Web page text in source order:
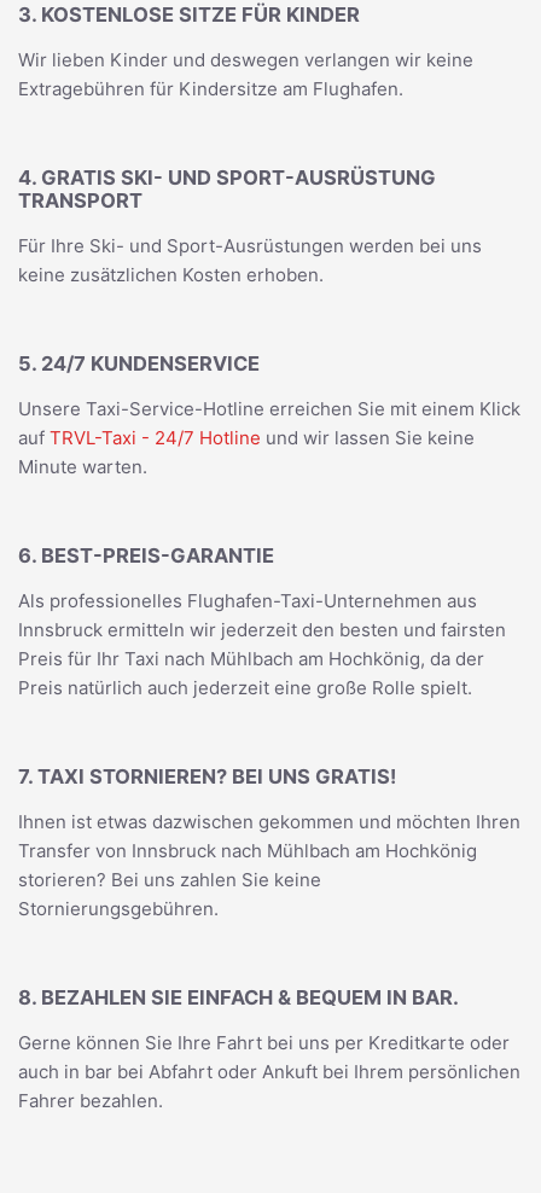
3. KOSTENLOSE SITZE FÜR KINDER
Wir lieben Kinder und deswegen verlangen wir keine
Extragebühren für Kindersitze am Flughafen.
4. GRATIS SKI- UND SPORT-AUSRÜSTUNG
TRANSPORT
Für Ihre Ski- und Sport-Ausrüstungen werden bei uns
keine zusätzlichen Kosten erhoben.
5. 24/7 KUNDENSERVICE
Unsere Taxi-Service-Hotline erreichen Sie mit einem Klick
auf TRVL-Taxi - 24/7 Hotline und wir lassen Sie keine
Minute warten.
6. BEST-PREIS-GARANTIE
Als professionelles Flughafen-Taxi-Unternehmen aus
Innsbruck ermitteln wir jederzeit den besten und fairsten
Preis für Ihr Taxi nach Mühlbach am Hochkönig, da der
Preis natürlich auch jederzeit eine große Rolle spielt.
7. TAXI STORNIEREN? BEI UNS GRATIS!
Ihnen ist etwas dazwischen gekommen und möchten Ihren
Transfer von Innsbruck nach Mühlbach am Hochkönig
storieren? Bei uns zahlen Sie keine
Stornierungsgebühren.
8. BEZAHLEN SIE EINFACH & BEQUEM IN BAR.
Gerne können Sie Ihre Fahrt bei uns per Kreditkarte oder
auch in bar bei Abfahrt oder Ankuft bei Ihrem persönlichen
Fahrer bezahlen.